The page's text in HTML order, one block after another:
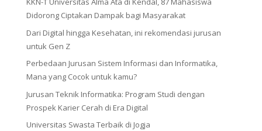
Didorong Ciptakan Dampak bagi Masyarakat
Dari Digital hingga Kesehatan, ini rekomendasi jurusan
untuk Gen Z
Perbedaan Jurusan Sistem Informasi dan Informatika,
Mana yang Cocok untuk kamu?
Jurusan Teknik Informatika: Program Studi dengan
Prospek Karier Cerah di Era Digital
Universitas Swasta Terbaik di Jogja